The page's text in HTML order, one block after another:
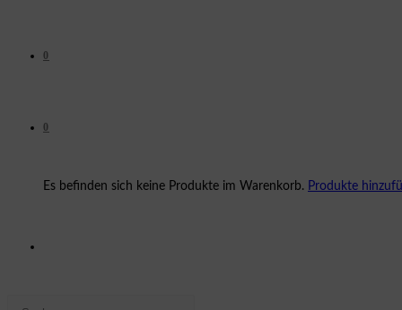
0
0
Es befinden sich keine Produkte im Warenkorb. Produkte